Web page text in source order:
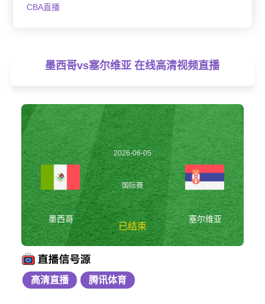
CBA直播
墨西哥vs塞尔维亚 在线高清视频直播
墨西哥
2026-06-05
10:00:00
国际赛
已结束
塞尔维亚
高清直播 腾讯体育